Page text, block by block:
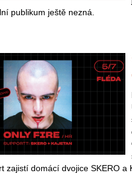
publikum ještě nezná.
zajistí domácí dvojice SKERO a